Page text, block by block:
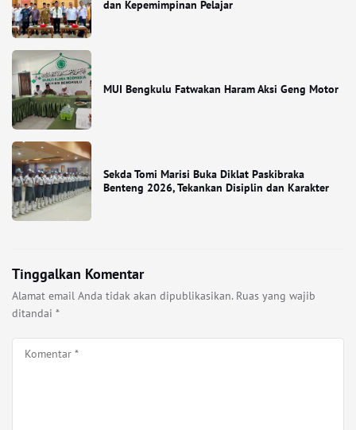
dan Kepemimpinan Pelajar
MUI Bengkulu Fatwakan Haram Aksi Geng Motor
Sekda Tomi Marisi Buka Diklat Paskibraka
Benteng 2026, Tekankan Disiplin dan Karakter
Tinggalkan Komentar
Alamat email Anda tidak akan dipublikasikan. Ruas yang wajib
ditandai *